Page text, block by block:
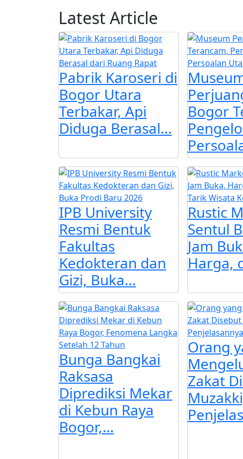
Latest Article
Pabrik Karoseri di
Bogor Utara
Terbakar, Api
Diduga Berasal…
Bogor
IPB University
Resmi Bentuk
Fakultas
Kedokteran dan
Gizi, Buka…
Rustic
Sentul
Jam
Harga,
Bunga Bangkai
Raksasa
Diprediksi Mekar
di Kebun Raya
Bogor,…
Orang
Zakat